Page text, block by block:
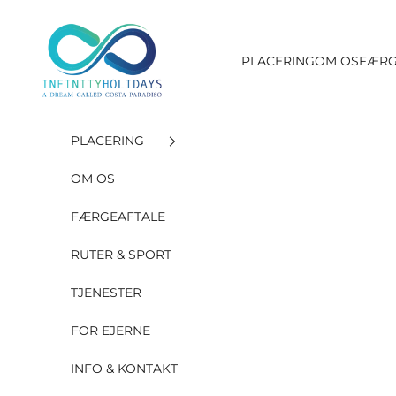
INFINITY HOLIDAYS SAS
PLACERINGOM OS
PLACERING
OM OS
FÆRGEAFTALE
RUTER & SPORT
TJENESTER
FOR EJERNE
INFO & KONTAKT